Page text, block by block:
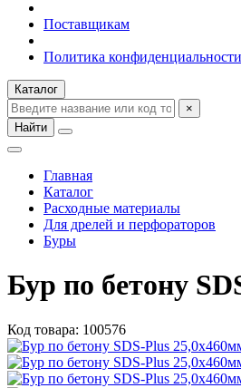
Поставщикам
Политика конфиденциальности
Каталог
×
Найти
Главная
Каталог
Расходные материалы
Для дрелей и перфораторов
Буры
Бур по бетону
Код товара: 100576